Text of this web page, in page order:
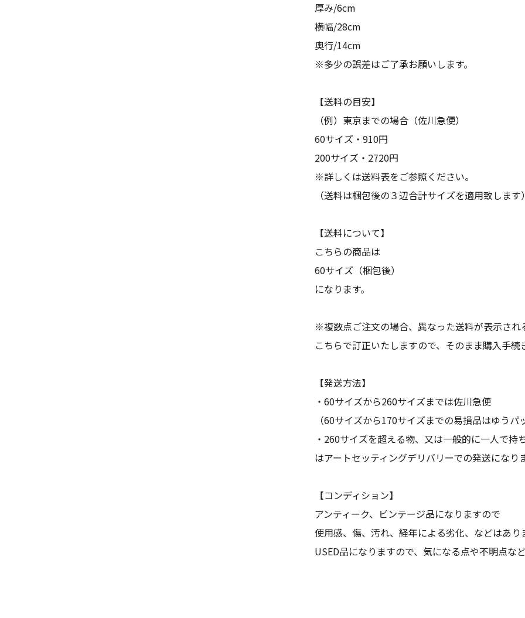
厚み/6cm
横幅/28cm
奥行/14cm
※多少の誤差はご了承お願いします。
【送料の目安】
（例）東京までの場合（佐川急便）
60サイズ・910円
200サイズ・2720円
※詳しくは送料表をご参照ください。
（送料は梱包後の３辺合計サイズを適用致します）
【送料について】
こちらの商品は
60サイズ（梱包後）
になります。
※複数点ご注文の場合、異なった送料が表示され
こちらで訂正いたしますので、そのまま購入手続
【発送方法】
・60サイズから260サイズまでは佐川急便
（60サイズから170サイズまでの易損品はゆうパ
・260サイズを超える物、又は一般的に一人で
はアートセッティングデリバリーでの発送になりま
【コンディション】
アンティーク、ビンテージ品になりますので
使用感、傷、汚れ、経年による劣化、などはあり
USED品になりますので、気になる点や不明点な